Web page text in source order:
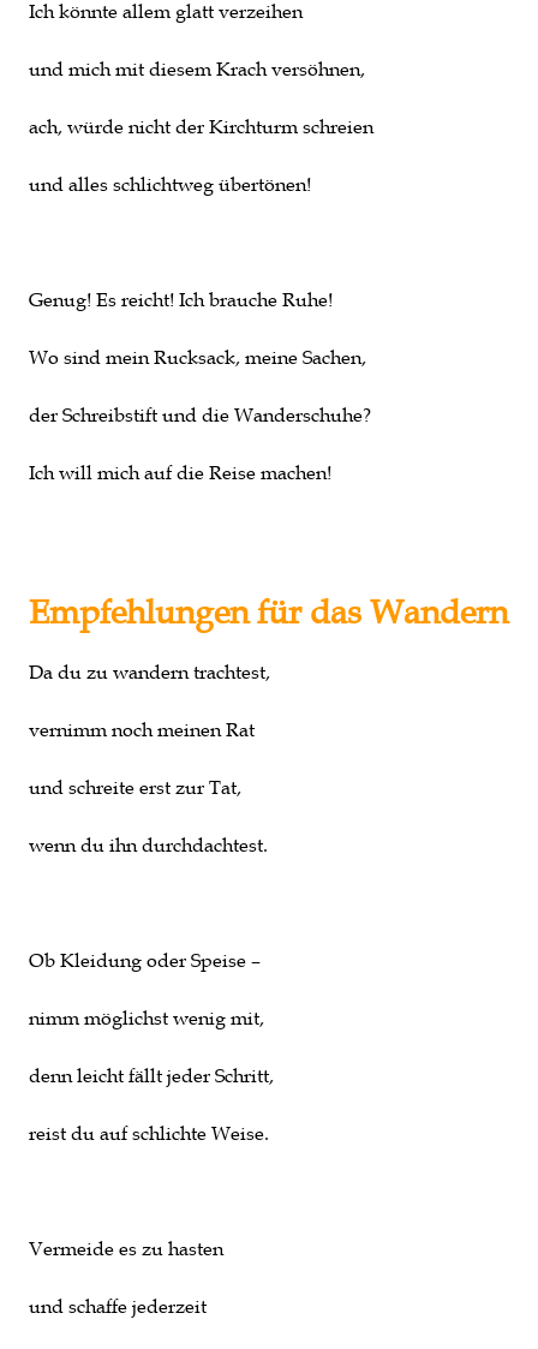
Ich könnte allem glatt verzeihen
und mich mit diesem Krach versöhnen,
ach, würde nicht der Kirchturm schreien
und alles schlichtweg übertönen!
Genug! Es reicht! Ich brauche Ruhe!
Wo sind mein Rucksack, meine Sachen,
der Schreibstift und die Wanderschuhe?
Ich will mich auf die Reise machen!
Empfehlungen für das Wandern
Da du zu wandern trachtest,
vernimm noch meinen Rat
und schreite erst zur Tat,
wenn du ihn durchdachtest.
Ob Kleidung oder Speise –
nimm möglichst wenig mit,
denn leicht fällt jeder Schritt,
reist du auf schlichte Weise.
Vermeide es zu hasten
und schaffe jederzeit